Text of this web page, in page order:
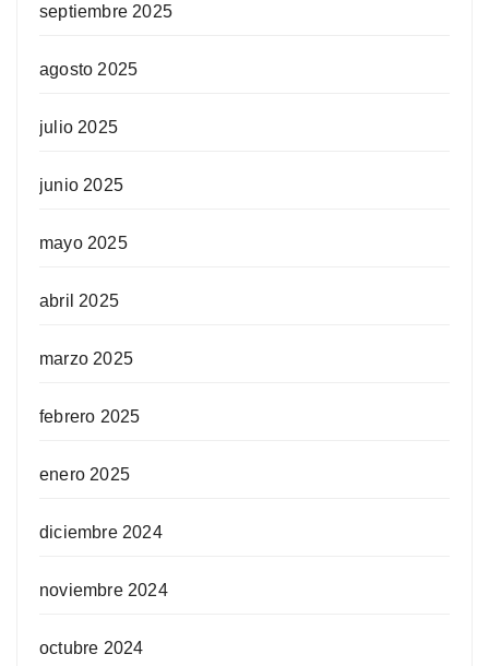
septiembre 2025
agosto 2025
julio 2025
junio 2025
mayo 2025
abril 2025
marzo 2025
febrero 2025
enero 2025
diciembre 2024
noviembre 2024
octubre 2024